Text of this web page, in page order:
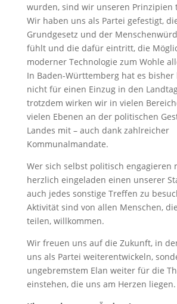
wurden, sind wir unseren Prinzipien
Wir haben uns als Partei gefestigt,
Grundgesetz und der
fühlt und die dafür eintritt, die
moderner Technologie zum Wohle
In Baden-Württemberg hat es bisher
nicht für einen Einzug in den
trotzdem wirken wir in vielen
vielen Ebenen an der politischen
Landes mit – auch dank zahlreicher
Kommunalmandate.
Wer sich selbst politisch engagieren
herzlich eingeladen einen unserer
auch jedes sonstige Treffen zu
Aktivität sind von allen Menschen,
teilen, willkommen.
Wir freuen uns auf die Zukunft, in
uns als Partei weiterentwickeln,
ungebremstem Elan weiter für die
einstehen, die uns am Herzen liegen.